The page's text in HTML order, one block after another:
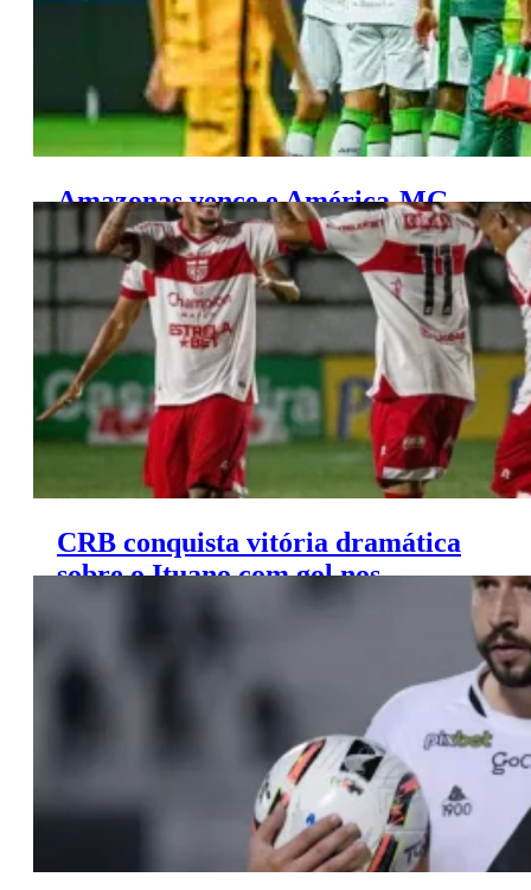
Amazonas vence e América-MG
se complica na Série B
CRB conquista vitória dramática
sobre o Ituano com gol nos